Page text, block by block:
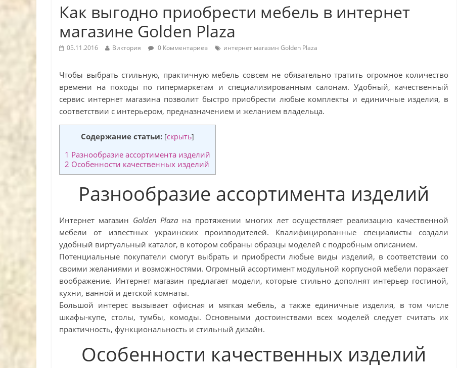
Как выгодно приобрести мебель в интернет
магазине Golden Plaza
05.11.2016 Виктория 0 Комментариев интернет магазин Golden Plaza
Чтобы выбрать стильную, практичную мебель совсем не обязательно тратить огромное количество
времени на походы по гипермаркетам и специализированным салонам. Удобный, качественный
сервис интернет магазина позволит быстро приобрести любые комплекты и единичные изделия, в
соответствии с интерьером, предназначением и желанием владельца.
Содержание статьи: [скрыть]
1 Разнообразие ассортимента изделий
2 Особенности качественных изделий
Разнообразие ассортимента изделий
Интернет магазин Golden Plaza на протяжении многих лет осуществляет реализацию качественной
мебели от известных украинских производителей. Квалифицированные специалисты создали
удобный виртуальный каталог, в котором собраны образцы моделей с подробным описанием.
Потенциальные покупатели смогут выбрать и приобрести любые виды изделий, в соответствии со
своими желаниями и возможностями. Огромный ассортимент модульной корпусной мебели поражает
воображение. Интернет магазин предлагает модели, которые стильно дополнят интерьер гостиной,
кухни, ванной и детской комнаты.
Большой интерес вызывает офисная и мягкая мебель, а также единичные изделия, в том числе
шкафы-купе, столы, тумбы, комоды. Основными достоинствами всех моделей следует считать их
практичность, функциональность и стильный дизайн.
Особенности качественных изделий